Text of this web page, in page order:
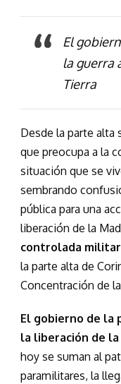
El
la guerra
Tierra
Desde la parte alta
que preocupa a la
situación que se
sembrando
pública para una
liberación de la
controlada
la parte alta de
Concentración de
El gobierno de la
la liberación de
hoy se suman al
paramilitares, la